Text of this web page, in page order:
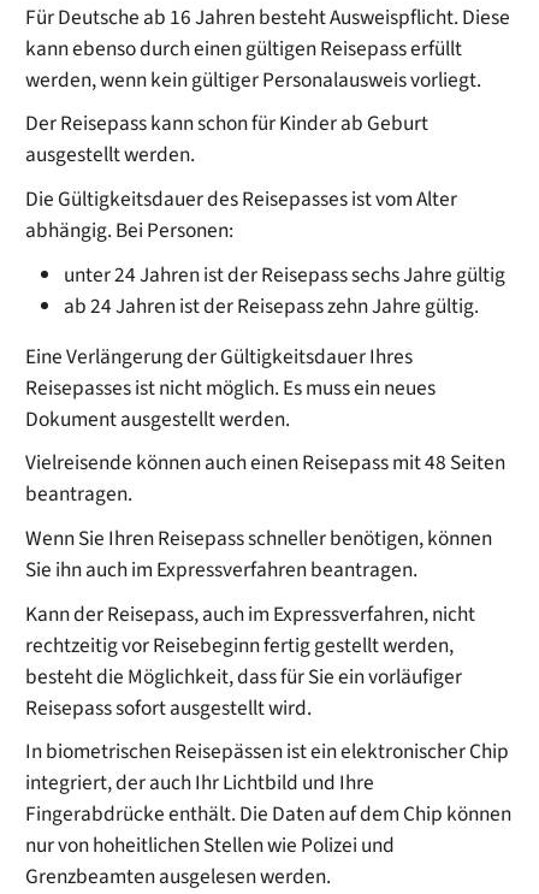
Für Deutsche ab 16 Jahren besteht Ausweispflicht. Diese
kann ebenso durch einen gültigen Reisepass erfüllt
werden, wenn kein gültiger Personalausweis vorliegt.
Der Reisepass kann schon für Kinder ab Geburt
ausgestellt werden.
Die Gültigkeitsdauer des Reisepasses ist vom Alter
abhängig. Bei Personen:
unter 24 Jahren ist der Reisepass sechs Jahre gültig
ab 24 Jahren ist der Reisepass zehn Jahre gültig.
Eine Verlängerung der Gültigkeitsdauer Ihres
Reisepasses ist nicht möglich. Es muss ein neues
Dokument ausgestellt werden.
Vielreisende können auch einen Reisepass mit 48 Seiten
beantragen.
Wenn Sie Ihren Reisepass schneller benötigen, können
Sie ihn auch im Expressverfahren beantragen.
Kann der Reisepass, auch im Expressverfahren, nicht
rechtzeitig vor Reisebeginn fertig gestellt werden,
besteht die Möglichkeit, dass für Sie ein vorläufiger
Reisepass sofort ausgestellt wird.
In biometrischen Reisepässen ist ein elektronischer Chip
integriert, der auch Ihr Lichtbild und Ihre
Fingerabdrücke enthält. Die Daten auf dem Chip können
nur von hoheitlichen Stellen wie Polizei und
Grenzbeamten ausgelesen werden.